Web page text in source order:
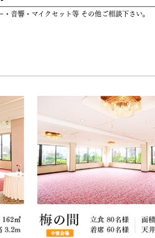
・音響・マイクセット等 その他ご相談下さい。